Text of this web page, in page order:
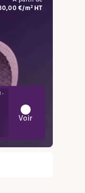
€/m² HT
-
Voir